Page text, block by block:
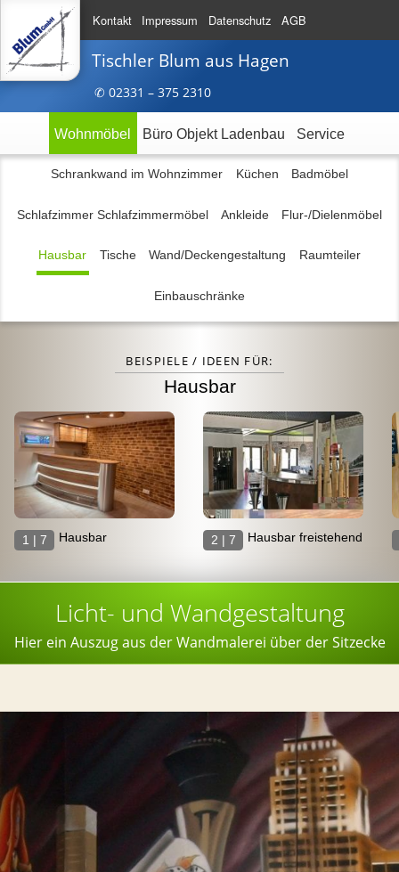
Kontakt Impressum Datenschutz AGB
Tischler Blum aus Hagen
✆ 02331 – 375 2310
Wohnmöbel Büro Objekt Ladenbau Service
Schrankwand im Wohnzimmer Küchen Badmöbel
Schlafzimmer Schlafzimmermöbel Ankleide Flur-/Dielenmöbel
Hausbar Tische Wand/Deckengestaltung Raumteiler
Einbauschränke
BEISPIELE / IDEEN FÜR:
Hausbar
1 | 7 Hausbar 2 | 7 Hausbar freistehend
Licht- und Wandgestaltung
Hier ein Auszug aus der Wandmalerei über der Sitzecke